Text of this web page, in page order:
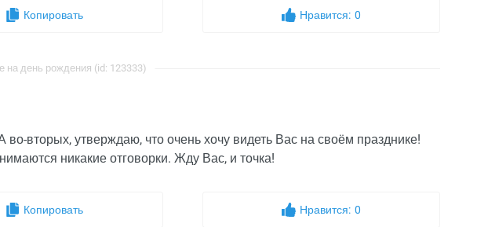
Копировать Нравится: 0
на день рождения (id: 123333)
вторых, утверждаю, что очень хочу видеть Вас на своём празднике!
никакие отговорки. Жду Вас, и точка!
Копировать Нравится: 0